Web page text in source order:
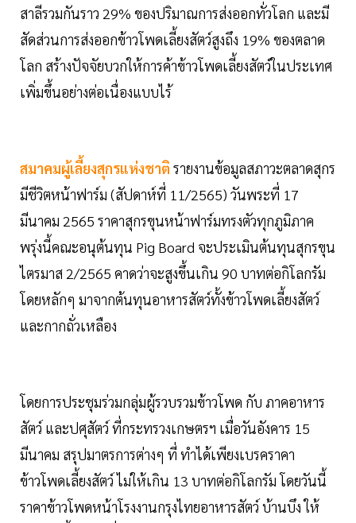
สาลีรวมกันราว 29% ของปริมาณการส่งออกทั่วโลก และมี
สัดส่วนการส่งออกข้าวโพดเลี้ยงสัตว์สูงถึง 19% ของตลาด
โลก สร้างปัจจัยบวกให้การค้าข้าวโพดเลี้ยงสัตว์ในประเทศ
เพิ่มขึ้นอย่างต่อเนื่องแบบไร้
สมาคมผู้เลี้ยงสุกรแห่งชาติ รายงานข้อมูลสภาวะตลาดสุกร
มีชีวิตหน้าฟาร์ม (สัปดาห์ที่ 11/2565) วันพระที่ 17
มีนาคม 2565 ราคาสุกรขุนหน้าฟาร์มทรงตัวทุกภูมิภาค
พรุ่งนี้คณะอนุต้นทุน Pig Board จะประเมินต้นทุนสุกรขุน
ไตรมาส 2/2565 คาดว่าจะสูงขึ้นเกิน 90 บาทต่อกิโลกรัม
โดยหลักๆ มาจากต้นทุนอาหารสัตว์ทั้งข้าวโพดเลี้ยงสัตว์
และกากถั่วเหลือง
โดยการประชุมร่วมกลุ่มผู้รวบรวมข้าวโพด กับ ภาคอาหาร
สัตว์ และปศุสัตว์ ที่กระทรวงเกษตรฯ เมื่อวันอังคาร 15
มีนาคม สรุปมาตรการต่างๆ ที่ ทำได้เพียงเบรคราคา
ข้าวโพดเลี้ยงสัตว์ ไม่ให้เกิน 13 บาทต่อกิโลกรัม โดยวันนี้
ราคาข้าวโพดหน้าโรงงานกรุงไทยอาหารสัตว์ บ้านบึง ให้